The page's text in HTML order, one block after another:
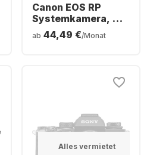
Canon EOS RP
Systemkamera, mit
Objektiv RF 24-105
mm f/4.0-7.1 IS STM
ab 44,49 €/Monat
Alles vermietet